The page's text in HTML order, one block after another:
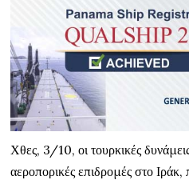
Χθες, 3/10, οι τουρκικές
αεροπορικές επιδρομές στο Ιράκ,